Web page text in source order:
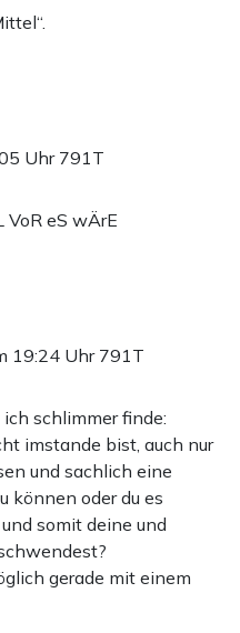
Uhr 791T
eS wÄrE
19:24 Uhr 791T
schlimmer finde:
imstande bist, auch nur
und sachlich eine
können oder du es
somit deine und
gerade mit einem